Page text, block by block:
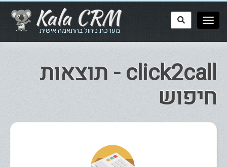
Kala CRM
מערכת ניהול בהתאמה אישית
click2call - תוצאות
חיפוש